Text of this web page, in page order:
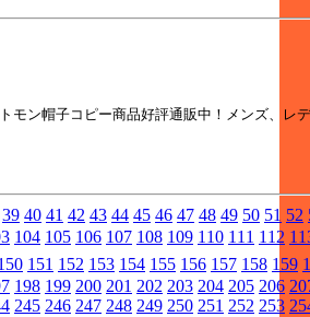
モン帽子コピー商品好評通販中！メンズ、レ
39 40 41 42 43 44 45 46 47 48 49 50 51 52
104 105 106 107 108 109 110 111 112
151 152 153 154 155 156 157 158 159
198 199 200 201 202 203 204 205 206
245 246 247 248 249 250 251 252 253